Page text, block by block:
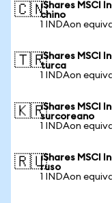
🇨🇳iShares MSCI
chino
1 INDAon
🇹🇷iShares MSCI
turca
1 INDAon
🇰🇷iShares MSCI
surcoreano
1 INDAon
🇷🇺iShares MSCI
ruso
1 INDAon